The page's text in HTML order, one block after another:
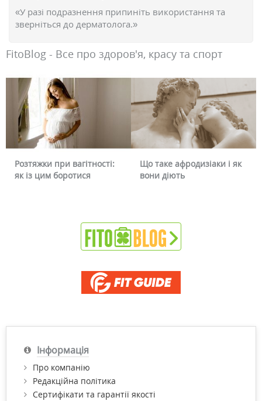
«У разі подразнення припиніть використання та
зверніться до дерматолога.»
FitoBlog - Все про здоров'я, красу та спорт
Що таке афродизіаки і як
вони діють
Чому червоніє обличчя і
чи можна це прибрати
Інформація
Про компанію
Редакційна політика
Сертифікати та гарантії якості